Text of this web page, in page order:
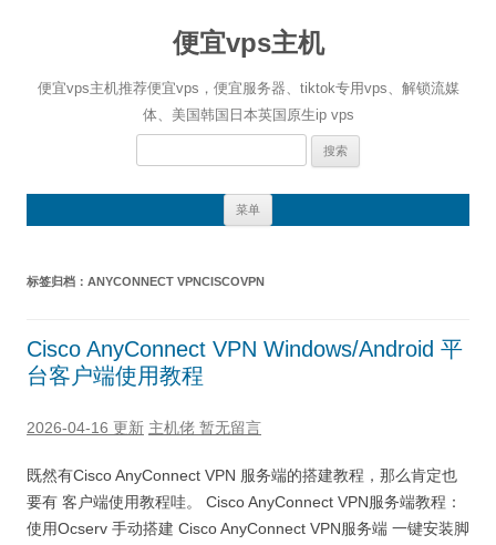
便宜vps主机
便宜vps主机推荐便宜vps，便宜服务器、tiktok专用vps、解锁流媒
体、美国韩国日本英国原生ip vps
搜
菜单
标签归档： ANYCONNECT VPNCISCOVPN
Cisco AnyConnect VPN Windows/Android 平
台客户端使用教程
2026-04-16 更新 主机佬 暂无留言
既然有Cisco AnyConnect VPN 服务端的搭建教程，那么肯定也
要有 客户端使用教程哇。 Cisco AnyConnect VPN服务端教程：
使用Ocserv 手动搭建 Cisco AnyConnect VPN服务端 一键安装脚